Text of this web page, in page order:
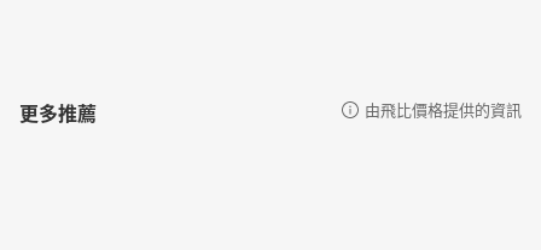
8-3 お大事に 請多保重
更多推薦 由飛比價格提供的資訊